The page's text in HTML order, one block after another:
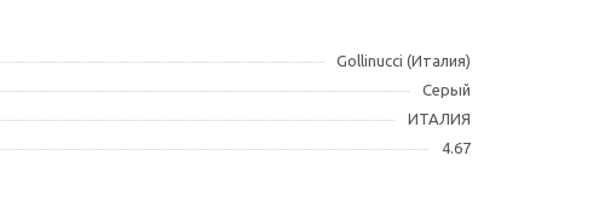
Gollinucci (Италия)
Серый
ИТАЛИЯ
4.67